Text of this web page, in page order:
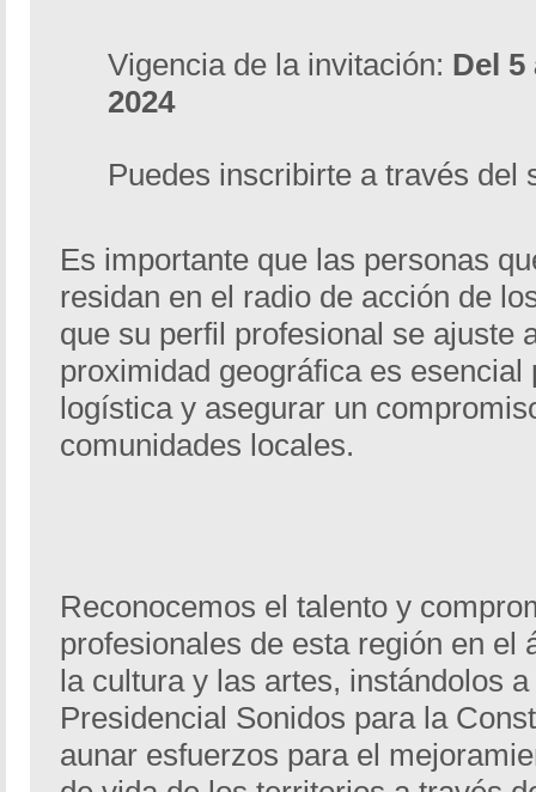
Vigencia de la invitación: Del 5
2024
Puedes inscribirte a través del
Es importante que las personas
residan en el radio de acción de
que su perfil profesional se ajuste
proximidad geográfica es esencial
logística y asegurar un
comunidades locales.
Reconocemos el talento y
profesionales de esta región en el
la cultura y las artes, instándolos
Presidencial Sonidos para la
aunar esfuerzos para el